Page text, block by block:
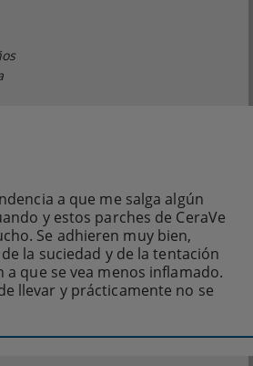
a que me salga algún
y estos parches de CeraVe
Se adhieren muy bien,
la suciedad y de la tentación
a que se vea menos inflamado.
llevar y prácticamente no se